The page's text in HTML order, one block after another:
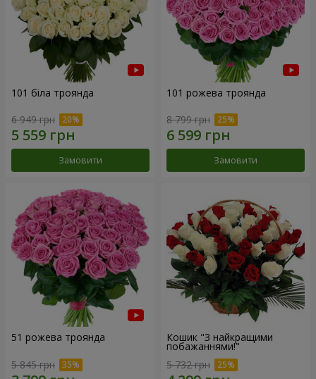
101 біла троянда
6 949 грн
Замовити
101 рожева троянда
8 799 грн
Замовити
51 рожева троянда
5 845 грн
Кошик "З найкращими
побажаннями!"
5 732 грн